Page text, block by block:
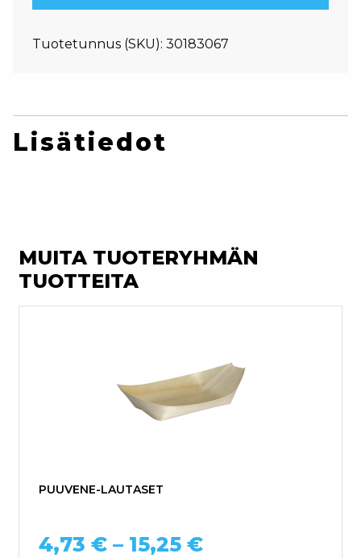
Tuotetunnus (SKU): 30183067
Lisätiedot
MUITA TUOTERYHMÄN
TUOTTEITA
PUUVENE-LAUTASET
4,73 € – 15,25 €Hintaluokka: